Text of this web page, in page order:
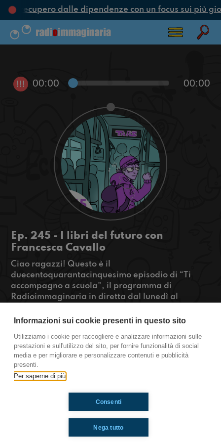
e recupero dalle dipendenze con un focus sui più
!!! 00:00 00:00
Ep. 245 - I libri del futuro con
Francesca Cavallo
Ciao ragazzi! Questo è il
duecentoquarantacinquesimo episodio di “Ti
accompagno a scuola", il programma di
Radioimmaginaria in diretta dal lunedì al
vita quotidiana degli adolescenti durante il
Cavallo che il 3 Ottobre è uscito con Storie
Spaziali per Maschi del Futuro.
https://www.radioimmaginaria.it
Ti è piaciuto? Condividilo!
Informazioni sui cookie presenti in questo sito
Utilizziamo i cookie per raccogliere e analizzare informazioni sulle
prestazioni e sull'utilizzo del sito, per fornire funzionalità di social
media e per migliorare e personalizzare contenuti e pubblicità
presenti.
Per saperne di più
Nega tutto
Consenti